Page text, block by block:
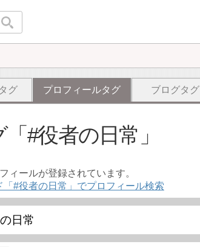
グ プロフィールタグ ブログタグ
#役者の日常
ィールが登録されています。
「#役者の日常」でプロフィール検索